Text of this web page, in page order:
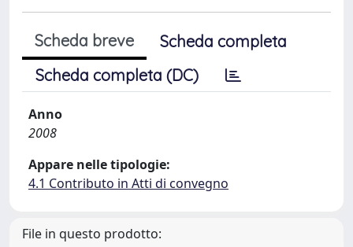
Scheda breve
Scheda completa
Scheda completa (DC)
Anno
2008
Appare nelle tipologie:
4.1 Contributo in Atti di convegno
File in questo prodotto: